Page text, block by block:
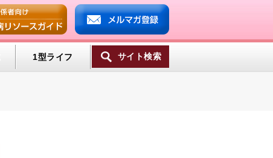
1型ライフ サイト検索